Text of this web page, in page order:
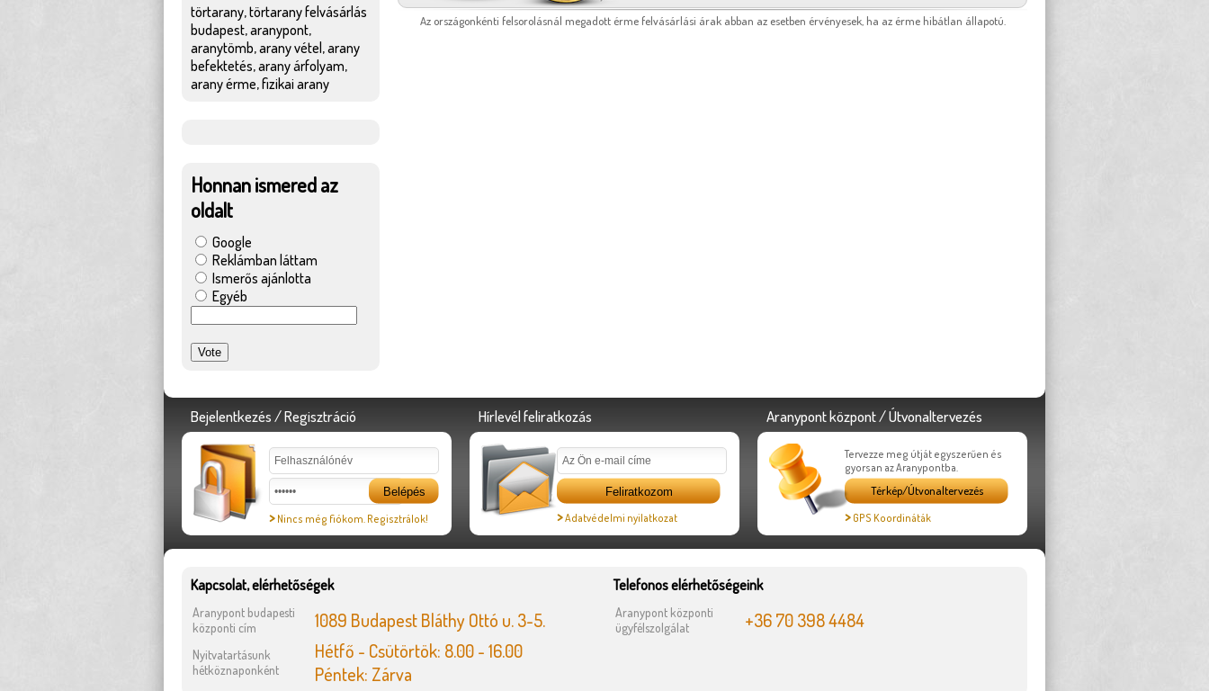
törtarany, törtarany felvásárlás
budapest, aranypont,
aranytömb, arany vétel, arany
befektetés, arany árfolyam,
arany érme, fizikai arany
Honnan ismered az
oldalt
Google
Reklámban láttam
Ismerős ajánlotta
Egyéb
Az országonkénti felsorolásnál megadott érme felvásárlási árak abban az esetben érvényesek, ha az érme hibátlan állapotú.
Bejelentkezés / Regisztráció
> Nincs még fiókom. Regisztrálok!
Hírlevél feliratkozás
>Adatvédelmi nyilatkozat
Aranypont központ / Útvonaltervezés
Tervezze meg útját egyszerűen és
gyorsan az Aranypontba.
Térkép/Útvonaltervezés
> GPS Koordináták
Kapcsolat, elérhetőségek
Aranypont budapesti
központi cím
1089 Budapest Bláthy Ottó u. 3-5.
Nyitvatartásunk
hétköznaponként
Hétfő - Csütörtök: 8.00 - 16.00
Péntek: Zárva
Telefonos elérhetőségeink
Aranypont központi
ügyfélszolgálat
+36 70 398 4484